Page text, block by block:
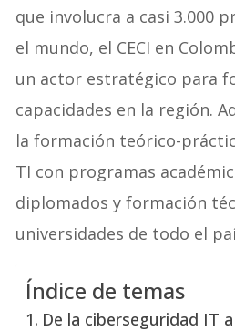
que involucra a casi 3.000
el mundo, el CECI en
un actor estratégico para
capacidades en la región.
la formación teórico-
TI con programas
diplomados y formación
universidades de todo el
Índice de temas
De la ciberseguridad IT